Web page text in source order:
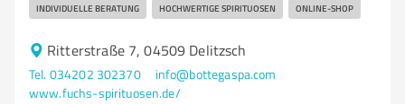
INDIVIDUELLE BERATUNG HOCHWERTIGE SPIRITUOSEN ONLINE-SHOP
Ritterstraße 7, 04509 Delitzsch
Tel. 034202 302370
info@bottegaspa.com
www.fuchs-spirituosen.de/